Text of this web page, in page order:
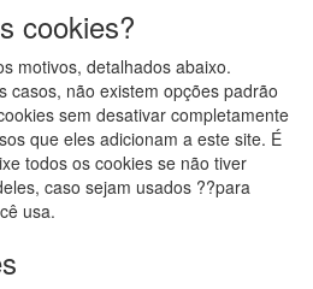
cookies?
motivos, detalhados abaixo.
casos, não existem opções padrão
sem desativar completamente
que eles adicionam a este site. É
todos os cookies se não tiver
caso sejam usados ??para
usa.